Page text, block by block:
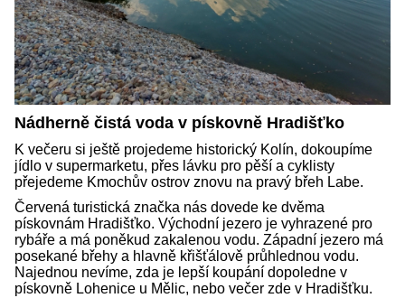
Nádherně čistá voda v pískovně Hradišťko
K večeru si ještě projedeme historický Kolín, dokoupíme
jídlo v supermarketu, přes lávku pro pěší a cyklisty
přejedeme Kmochův ostrov znovu na pravý břeh Labe.
Červená turistická značka nás dovede ke dvěma
pískovnám Hradišťko. Východní jezero je vyhrazené pro
rybáře a má poněkud zakalenou vodu. Západní jezero má
posekané břehy a hlavně křišťálově průhlednou vodu.
Najednou nevíme, zda je lepší koupání dopoledne v
pískovně Lohenice u Mělic, nebo večer zde v Hradišťku.